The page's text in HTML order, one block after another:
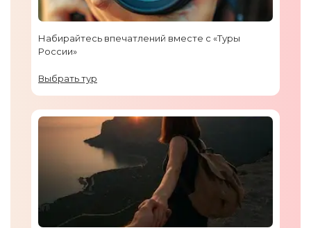
Набирайтесь впечатлений вместе с «Туры
России»
Выбрать тур